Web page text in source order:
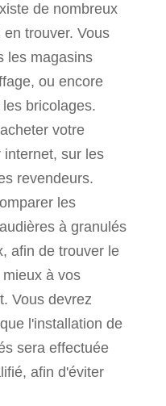
de nombreux
trouver. Vous
les magasins
ou encore
bricolages.
votre
sur les
revendeurs.
les
à granulés
afin de trouver le
à vos
Vous devrez
l'installation de
sera effectuée
afin d'éviter